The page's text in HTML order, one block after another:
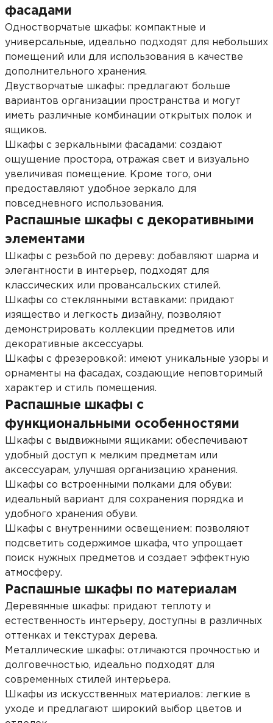
фасадами
Одностворчатые шкафы: компактные и
универсальные, идеально подходят для небольших
помещений или для использования в качестве
дополнительного хранения.
Двустворчатые шкафы: предлагают больше
вариантов организации пространства и могут
иметь различные комбинации открытых полок и
ящиков.
Шкафы с зеркальными фасадами: создают
ощущение простора, отражая свет и визуально
увеличивая помещение. Кроме того, они
предоставляют удобное зеркало для
повседневного использования.
Распашные шкафы с декоративными
элементами
Шкафы с резьбой по дереву: добавляют шарма и
элегантности в интерьер, подходят для
классических или провансальских стилей.
Шкафы со стеклянными вставками: придают
изящество и легкость дизайну, позволяют
демонстрировать коллекции предметов или
декоративные аксессуары.
Шкафы с фрезеровкой: имеют уникальные узоры и
орнаменты на фасадах, создающие неповторимый
характер и стиль помещения.
Распашные шкафы с
функциональными особенностями
Шкафы с выдвижными ящиками: обеспечивают
удобный доступ к мелким предметам или
аксессуарам, улучшая организацию хранения.
Шкафы со встроенными полками для обуви:
идеальный вариант для сохранения порядка и
удобного хранения обуви.
Шкафы с внутренними освещением: позволяют
подсветить содержимое шкафа, что упрощает
поиск нужных предметов и создает эффектную
атмосферу.
Распашные шкафы по материалам
Деревянные шкафы: придают теплоту и
естественность интерьеру, доступны в различных
оттенках и текстурах дерева.
Металлические шкафы: отличаются прочностью и
долговечностью, идеально подходят для
современных стилей интерьера.
Шкафы из искусственных материалов: легкие в
уходе и предлагают широкий выбор цветов и